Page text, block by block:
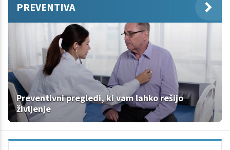
PREVENTIVA
Preventivni pregledi, ki vam lahko rešijo
življenje